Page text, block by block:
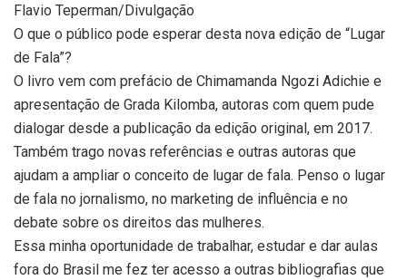
Flavio Teperman/Divulgação
O que o público pode esperar desta nova edição de “Lugar
de Fala”?
O livro vem com prefácio de Chimamanda Ngozi Adichie e
apresentação de Grada Kilomba, autoras com quem pude
dialogar desde a publicação da edição original, em 2017.
Também trago novas referências e outras autoras que
ajudam a ampliar o conceito de lugar de fala. Penso o lugar
de fala no jornalismo, no marketing de influência e no
debate sobre os direitos das mulheres.
Essa minha oportunidade de trabalhar, estudar e dar aulas
fora do Brasil me fez ter acesso a outras bibliografias que